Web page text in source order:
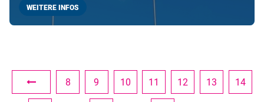
WEITERE INFOS
8 9 10 11 12 13 14